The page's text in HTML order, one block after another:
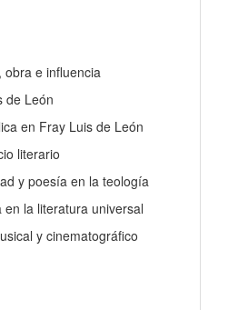
obra e influencia
de León
en Fray Luis de León
literario
y poesía en la teología
la literatura universal
y cinematográfico